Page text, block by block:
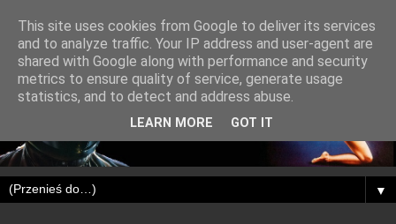
▼
This site uses cookies from Google to deliver its services
and to analyze traffic. Your IP address and user-agent are
shared with Google along with performance and security
metrics to ensure quality of service, generate usage
statistics, and to detect and address abuse.
LEARN MORE GOT IT